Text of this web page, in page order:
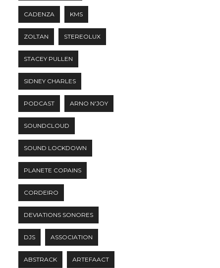
CADENZA KMS
ZOLTAN STEREOLUX
STACEY PULLEN
SIDNEY CHARLES
PODCAST ARNO N'JOY
SOUNDCLOUD
SOUND LOCKDOWN
PLANETE COPAINS
CORDEIRO
DEVIATIONS SONORES
DJS ASSOCIATION
ABSTRACK ARTEFAACT